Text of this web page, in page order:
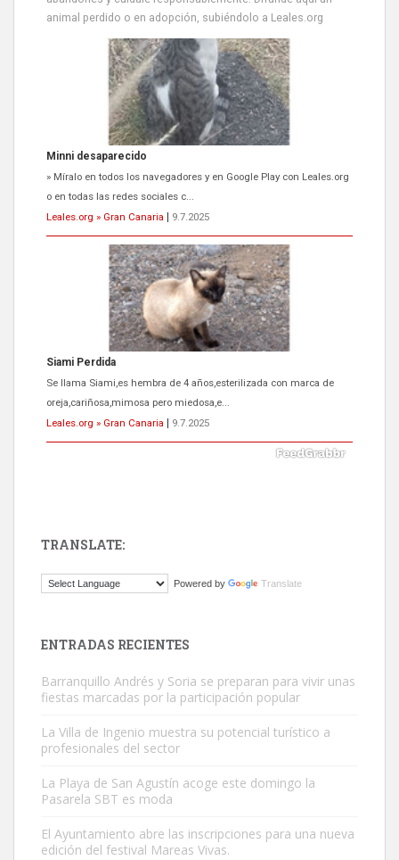
animal perdido o en adopción, subiéndolo a Leales.org
Minni desaparecido
» Míralo en todos los navegadores y en Google Play con Leales.org
o en todas las redes sociales c...
Leales.org » Gran Canaria
9.7.2025
Siami Perdida
Se llama Siami,es hembra de 4 años,esterilizada con marca de
oreja,cariñosa,mimosa pero miedosa,e...
Leales.org » Gran Canaria
9.7.2025
El ayuntamiento se va a llevar a Los Gatos callejeros de la zona los
Este gato macho ha aparecido en la calle hace menos de un mes,
Leales.org » Gran Canaria
9.7.2025
TRANSLATE:
Powered by Translate
ENTRADAS RECIENTES
Barranquillo Andrés y Soria se preparan para vivir unas
fiestas marcadas por la participación popular
La Villa de Ingenio muestra su potencial turístico a
profesionales del sector
La Playa de San Agustín acoge este domingo la
Pasarela SBT es moda
El Ayuntamiento abre las inscripciones para una nueva
edición del festival Mareas Vivas.